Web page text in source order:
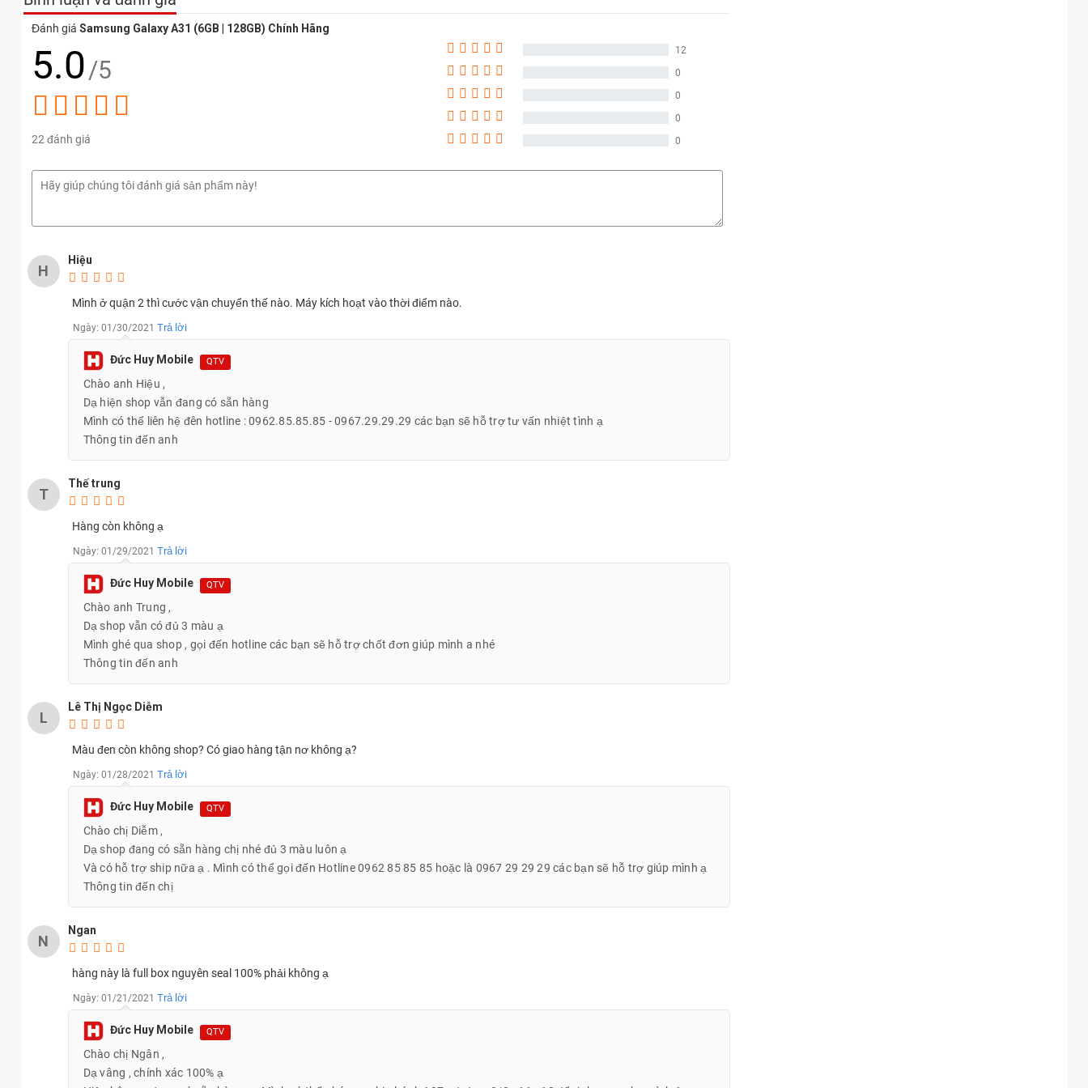
Màn hình Samsung Galaxy A31 khá rộng khi máy trang bị màn hình có kích thước 6.4 inch sử dụng tấm nền Super AMOLED, đạt độ
phân giải Full HD+ (411 ppi). Màn hình máy vẫn theo phong cách tai thỏ Infinity-U, phần notch chứa camera selfie và màn hình trang bị
cảm mật vân tay.
Trải nghiệm thực tế Samsung Galaxy A31 cho khả năng hiển thị tốt, màu sắc sặc sỡ, góc nhìn tốt.
Camera Samsung Galaxy A31
Trở lại với camera thì Samsung Galaxy A31 trang bị 4 camera quen thuộc dòng Galaxy Avới thông số cụ thể như sau: 1 camera chính
48MP, 1 camera góc rộng 8MP, 1 camera xóa phông và chụp cận cảnh cùng thông số 5MP. Với thông số phần cứng trên Galaxy A31
khá hiệu quả luôn cho hình ảnh chụp sắc nét, màu sắc luôn rực rỡ thích mắt người xem.
Ngoài ra các tính năng chụp xóa phông, AI, Live Focus ... đều có mặt trên máy.
Đánh giá Samsung Galaxy A31 (6GB | 128GB) Chính Hãng
5.0/5
22 đánh giá
12
0
0
0
0
H
Hiệu
Mình ở quận 2 thì cước vận chuyển thế nào. Máy kích hoạt vào thời điểm nào.
Ngày: 01/30/2021 Trả lời
Đức Huy Mobile QTV
Chào anh Hiệu ,
Dạ hiện shop vẫn đang có sẵn hàng
Mình có thể liên hệ đên hotline : 0962.85.85.85 - 0967.29.29.29 các bạn sẽ hỗ trợ tư vấn nhiệt tình ạ
Thông tin đến anh
T
Thế trung
Hàng còn không ạ
Ngày: 01/29/2021 Trả lời
Đức Huy Mobile QTV
Chào anh Trung ,
Dạ shop vẫn có đủ 3 màu ạ
Mình ghé qua shop , gọi đến hotline các bạn sẽ hỗ trợ chốt đơn giúp mình a nhé
Thông tin đến anh
L
Lê Thị Ngọc Diễm
Màu đen còn không shop? Có giao hàng tận nơ không ạ?
Ngày: 01/28/2021 Trả lời
Đức Huy Mobile QTV
Chào chị Diễm ,
Dạ shop đang có sẵn hàng chị nhé đủ 3 màu luôn ạ
Và có hỗ trợ ship nữa ạ . Mình có thể gọi đến Hotline 0962 85 85 85 hoặc là 0967 29 29 29 các bạn sẽ hỗ trợ giúp mình ạ
Thông tin đến chị
N
Ngan
hàng này là full box nguyên seal 100% phải không ạ
Ngày: 01/21/2021 Trả lời
Đức Huy Mobile QTV
Chào chị Ngân ,
Dạ vâng , chính xác 100% ạ